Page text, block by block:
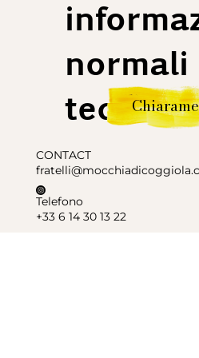
normali
tediose.
CONTACT
Telefono
+33 6 14 30 13 22